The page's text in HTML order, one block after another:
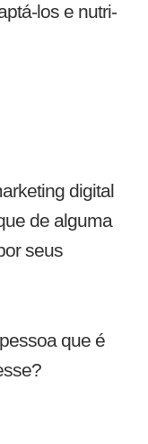
los e nutri-
digital
de alguma
seus
que é